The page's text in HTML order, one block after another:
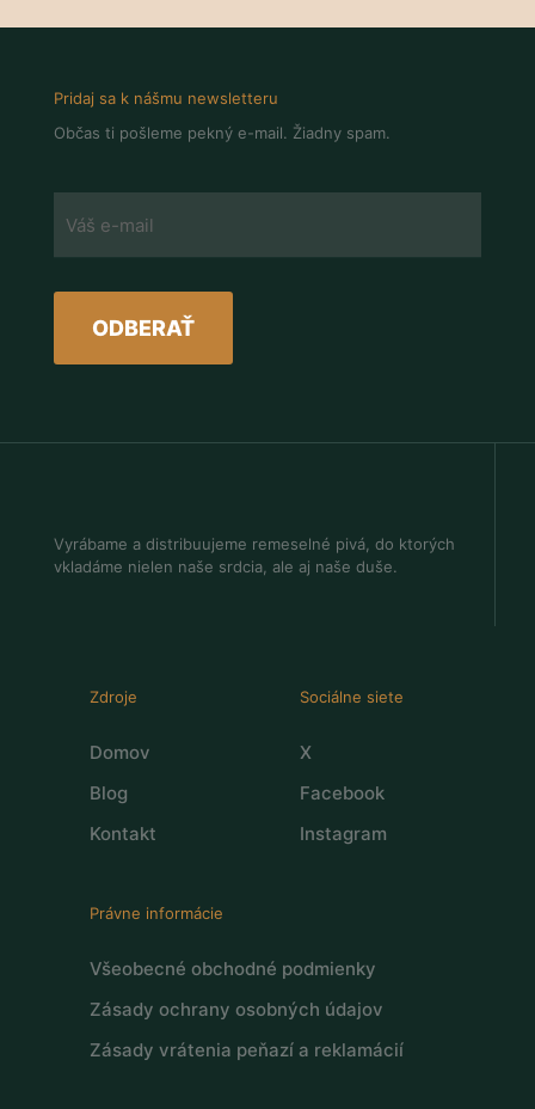
Pridaj sa k nášmu newsletteru
Občas ti pošleme pekný e-mail. Žiadny spam.
Vyrábame a distribuujeme remeselné pivá, do ktorých
vkladáme nielen naše srdcia, ale aj naše duše.
Zdroje
Domov
Blog
Kontakt
Sociálne siete
X
Facebook
Instagram
Právne informácie
Všeobecné obchodné podmienky
Zásady ochrany osobných údajov
Zásady vrátenia peňazí a reklamácií